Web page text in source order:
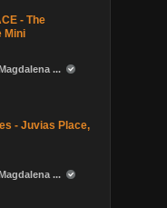
- The
Mini
...
- Juvias Place,
...